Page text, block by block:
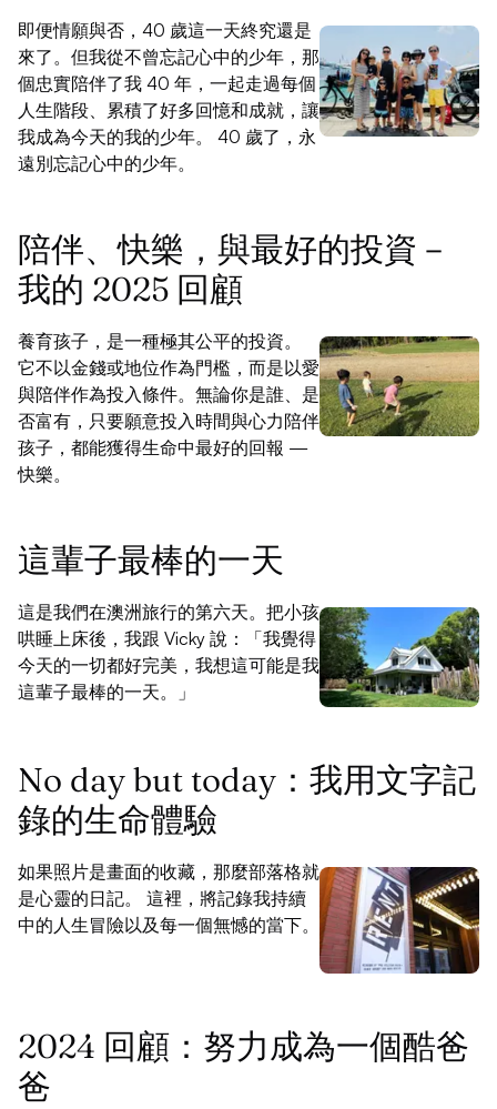
即便情願與否，40 歲這一天終究還是
來了。但我從不曾忘記心中的少年，那
個忠實陪伴了我 40 年，一起走過每個
人生階段、累積了好多回憶和成就，讓
我成為今天的我的少年。 40 歲了，永
遠別忘記心中的少年。
陪伴、快樂，與最好的投資－
我的 2025 回顧
養育孩子，是一種極其公平的投資。
它不以金錢或地位作為門檻，而是以愛
與陪伴作為投入條件。無論你是誰、是
否富有，只要願意投入時間與心力陪伴
孩子，都能獲得生命中最好的回報 —
快樂。
這輩子最棒的一天
這是我們在澳洲旅行的第六天。把小孩
哄睡上床後，我跟 Vicky 說：「我覺得
今天的一切都好完美，我想這可能是我
這輩子最棒的一天。」
No day but today：我用文字記
錄的生命體驗
如果照片是畫面的收藏，那麼部落格就
是心靈的日記。 這裡，將記錄我持續
中的人生冒險以及每一個無憾的當下。
2024 回顧：努力成為一個酷爸
爸